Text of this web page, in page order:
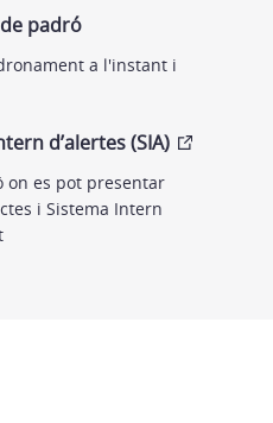
padró
a l'instant i
d’alertes (SIA)
on es pot presentar
i Sistema Intern